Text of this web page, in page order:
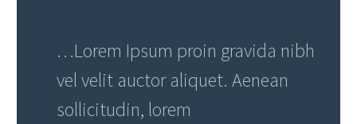
…Lorem Ipsum proin gravida nibh
vel velit auctor aliquet. Aenean
sollicitudin, lorem